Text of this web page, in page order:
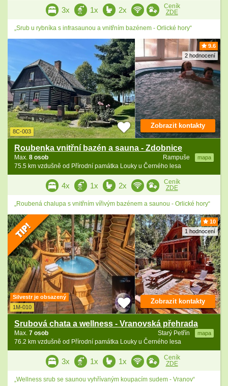
3x 1x 2x
Ceník
ZDE
„Srub u rybníka s infrasaunou a vnitřním bazénem - Orlické hory“
9.6
2 hodnocení
8C-003
Roubenka vnitřní bazén a sauna - Zdobnice
Rampuše mapa
Max. 8 osob
75.5 km vzdušně od Přírodní památka Louky u Černého lesa
Zobrazit kontakty
4x 1x 2x
Ceník
ZDE
„Roubená chalupa s vnitřním vířivým bazénem a saunou - Orlické hory“
10
1 hodnocení
Silvestr je obsazený
1M-010
Srubová chata a wellness - Vranovská přehrada
Starý Petřín mapa
Max. 7 osob
76.2 km vzdušně od Přírodní památka Louky u Černého lesa
Zobrazit kontakty
3x 1x 1x
Ceník
ZDE
„Wellness srub se saunou vyhřívaným koupacím sudem - Vranov“